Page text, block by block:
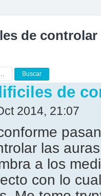
de controlar
de
2014, 21:07
las
a los
con lo